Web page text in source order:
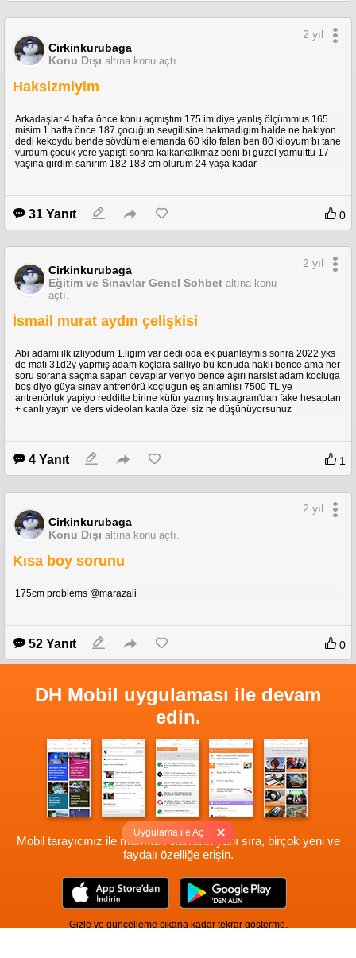
Uygulama ile Aç
Cirkinkurubaga
Konu Dışı altına konu açtı.
2 yıl
Haksizmiyim
Arkadaşlar 4 hafta önce konu açmıştım 175 im diye yanlış ölçümmus 165
misim 1 hafta önce 187 çocuğun sevgilisine bakmadigim halde ne bakiyon
dedi kekoydu bende sövdüm elemanda 60 kilo falan ben 80 kiloyum bı tane
vurdum çocuk yere yapıştı sonra kalkarkalkmaz beni bı güzel yamulttu 17
yaşına girdim sanırım 182 183 cm olurum 24 yaşa kadar
31 Yanıt 0
Cirkinkurubaga
Eğitim ve Sınavlar Genel Sohbet altına konu
açtı.
2 yıl
İsmail murat aydın çelişkisi
Abi adamı ilk izliyodum 1.ligim var dedi oda ek puanlaymis sonra 2022 yks
de matı 31d2y yapmış adam koçlara sallıyo bu konuda haklı bence ama her
soru sorana saçma sapan cevaplar veriyo bence aşırı narsist adam kocluga
boş diyo güya sınav antrenörü koçlugun eş anlamlısı 7500 TL ye
antrenörluk yapiyo redditte birine küfür yazmış Instagram'dan fake hesaptan
+ canlı yayın ve ders videoları katıla özel siz ne düşünüyorsunuz
4 Yanıt 1
Cirkinkurubaga
Konu Dışı altına konu açtı.
2 yıl
Kısa boy sorunu
175cm problems @marazali
52 Yanıt 0
DH Mobil uygulaması ile devam
edin.
Mobil tarayıcınız ile mümkün olanların yanı sıra, birçok yeni ve
faydalı özelliğe erişin.
Gizle ve güncelleme çıkana kadar tekrar gösterme.